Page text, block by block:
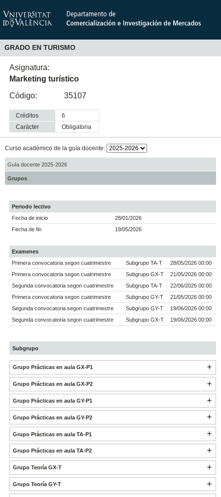
GRADO EN TURISMO
Asignatura:
Marketing turístico
Código:
35107
Créditos
6
Carácter
obligatoria
Curso académico de la guía docente:
Guía docente 2025-2026
Grupos
Periodo lectivo
Fecha de inicio
28/01/2026
Fecha de fin
19/05/2026
Examenes
Primera convocatoria segon cuatrimestre
Subgrupo TA-T
28/05/2026 00:00
Primera convocatoria segon cuatrimestre
Subgrupo GX-T
21/05/2026 00:00
Segunda convocatoria segon cuatrimestre
Subgrupo TA-T
22/06/2026 00:00
Primera convocatoria segon cuatrimestre
Subgrupo GY-T
21/05/2026 00:00
Segunda convocatoria segon cuatrimestre
Subgrupo GY-T
19/06/2026 00:00
Segunda convocatoria segon cuatrimestre
Subgrupo GX-T 19/06/2026 00:00
Subgrupo
Grupo Prácticas en aula GX-P1
Grupo Prácticas en aula GX-P2
Grupo Prácticas en aula GY-P1
Grupo Prácticas en aula GY-P2
Grupo Prácticas en aula TA-P1
Grupo Prácticas en aula TA-P2
Grupo Teoría GX-T
Grupo Teoría GY-T